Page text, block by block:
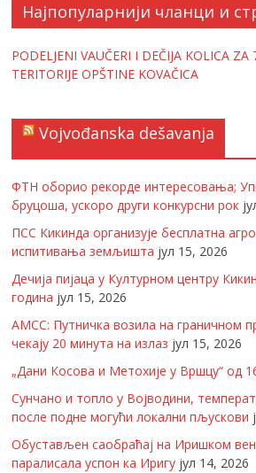
Најпопуларнији чланци и
PODELJENI VAUČERI I DEČIJA KOLICA ZA
TERITORIJE OPŠTINE KOVAČICA
Vojvođanska dešavanja
ФТН оборио рекорде интересовања;
бруцоша, ускоро други конкурсни рок
ПСС Кикинда организује бесплатна
испитивања земљишта јул 15, 2026
Дечија пијаца у Културном центру
година јул 15, 2026
АМСС: Путничка возила на граничном
чекају 20 минута на излаз јул 15, 2026
„Дани Косова и Метохије у Вршцу“ од
Сунчано и топло у Војводини,
после подне могући локални пљускови
Обустављен саобраћај на Иришком
паралисала успон ка Иригу јул 14, 2026